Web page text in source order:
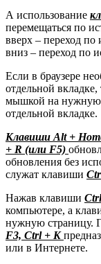
А использование
перемещаться по
вверх – переход по
вниз – переход по
Если в браузере
отдельной
мышкой на нужную
отдельной вкладке.
Клавиши Alt +
+ R (или F5)
обновления без
служат клавиши
Нажав клавиши
компьютере, а
нужную страницу.
F3, Ctrl + K
или в Интернете.